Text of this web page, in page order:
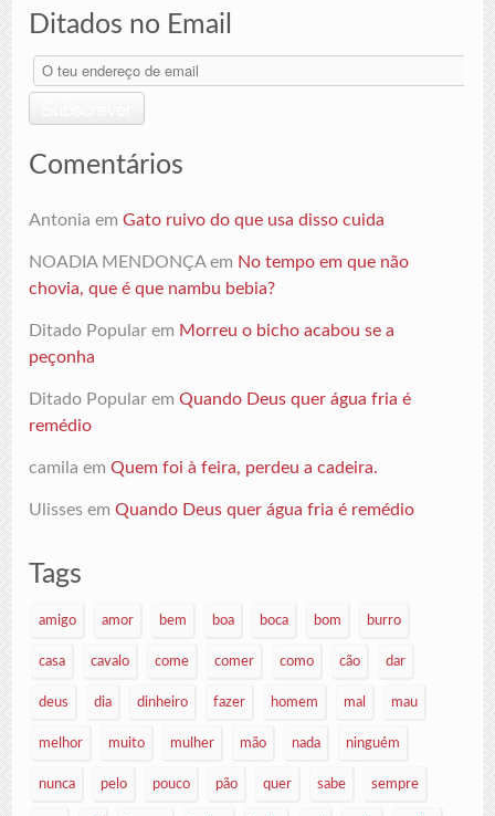
Ditados no Email
O
teu
de
email
Comentários
Antonia emGato ruivo do que usa disso cuida
NOADIA MENDONÇAem No tempo em que não
chovia, que é que nambu bebia?
Ditado Popular em Morreu o bicho acabou se a
peçonha
Ditado Popular emQuando Deus quer água fria é
remédio
camila emQuem foi à feira, perdeu a cadeira.
Ulisses emQuando Deus quer água fria é remédio
Tags
amigo amor bem boa boca bom burro
casa cavalo come comer como cão dar
deus dia dinheiro fazer homem mal mau
melhor muito mulher mão nada ninguém
nunca pelo pouco pão quer sabe sempre